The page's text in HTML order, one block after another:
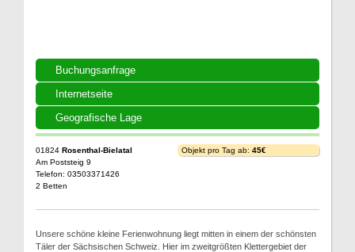
Buchungsanfrage
Internetseite
Geografische Lage
01824 Rosenthal-Bielatal
Am Poststeig 9
Telefon: 03503371426
2 Betten
Objekt pro Tag ab: 45€
Unsere schöne kleine Ferienwohnung liegt mitten in einem der schönsten
Täler der Sächsischen Schweiz. Hier im zweitgrößten Klettergebiet der